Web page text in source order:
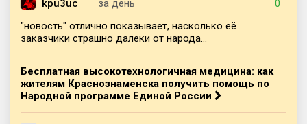
kpu3uc за день
0
"новость" отлично показывает, насколько её
заказчики страшно далеки от народа...
Бесплатная высокотехнологичная медицина: как
жителям Краснознаменска получить помощь по
Народной программе Единой России